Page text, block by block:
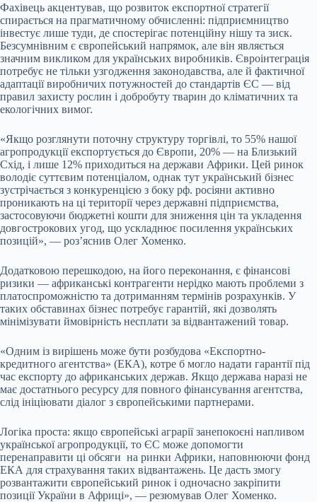
Фахівець акцентував, що розвиток експортної стратегії
спирається на прагматичному обчисленні: підприємництво
інвестує лише туди, де спостерігає потенційну нішу та зиск.
Безсумнівним є європейський напрямок, але він являється
значним викликом для українських виробників. Євроінтеграція
потребує не тільки узгодження законодавства, але й фактичної
адаптації виробничих потужностей до стандартів ЄС — від
правил захисту рослин і добробуту тварин до кліматичних та
екологічних вимог.
«Якщо розглянути поточну структуру торгівлі, то 55% нашої
агропродукції експортується до Європи, 20% — на Близький
Схід, і лише 12% приходиться на держави Африки. Цей ринок
володіє суттєвим потенціалом, однак тут український бізнес
зустрічається з конкуренцією з боку рф. росіяни активно
проникають на ці території через державні підприємства,
застосовуючи бюджетні кошти для зниження цін та укладення
довгострокових угод, що ускладнює посилення українських
позицій», — роз’яснив Олег Хоменко.
Додатковою перешкодою, на його переконання, є фінансові
ризики — африканські контрагенти нерідко мають проблеми з
платоспроможністю та дотриманням термінів розрахунків. У
таких обставинах бізнес потребує гарантій, які дозволять
мінімізувати ймовірність несплати за відвантажений товар.
«Одним із вирішень може бути розбудова «Експортно-
кредитного агентства» (ЕКА), котре б могло надати гарантії під
час експорту до африканських держав. Якщо держава наразі не
має достатнього ресурсу для повного фінансування агентства,
слід ініціювати діалог з європейськими партнерами.
Логіка проста: якщо європейські аграрії занепокоєні напливом
української агропродукції, то ЄС може допомогти
перенаправити ці обсяги на ринки Африки, наповнюючи фонд
ЕКА для страхування таких відвантажень. Це дасть змогу
розвантажити європейський ринок і одночасно закріпити
позиції України в Африці», — резюмував Олег Хоменко.